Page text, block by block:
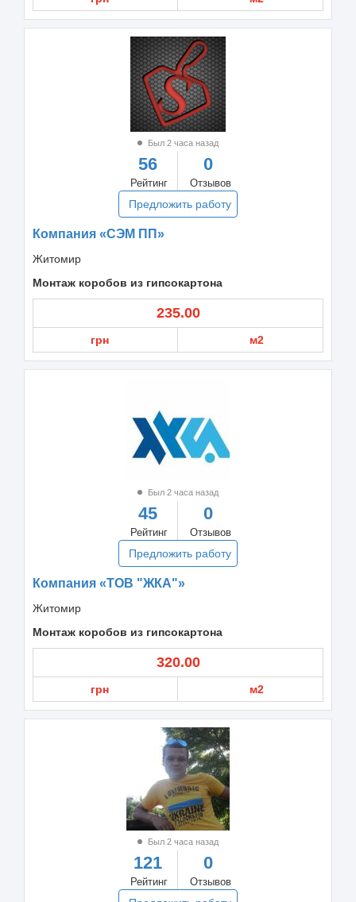
Был 2 часа назад
56
Рейтинг
0
Отзывов
Предложить работу
Компания «СЭМ ПП»
Житомир
Монтаж коробов из гипсокартона
235.00
грн м2
Был 2 часа назад
45
Рейтинг
0
Отзывов
Предложить работу
Компания «ТОВ "ЖКА"»
Житомир
Монтаж коробов из гипсокартона
320.00
грн м2
Был 2 часа назад
121
Рейтинг
0
Отзывов